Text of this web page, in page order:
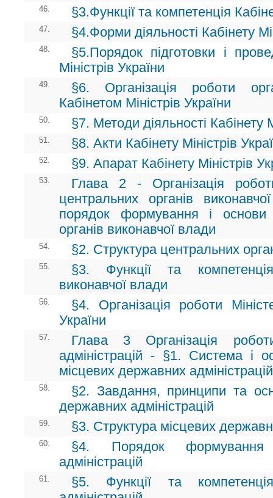
46. §3.Функції та компетенція
47. §4.Форми діяльності Кабінету
48.
§5.Порядок підготовки і
Міністрів України
49.
§6. Організація роботи
Кабінетом Міністрів України
50. §7. Методи діяльності Кабінету
51. §8. Акти Кабінету Міністрів
52. §9. Апарат Кабінету Міністрів
53.
Глава 2 - Організація
центральних органів
порядок формування і основи
органів виконавчої влади
54. §2. Структура центральних
55.
§3. Функції та
виконавчої влади
56.
§4. Організація роботи
України
57.
Глава 3 Організація
адміністрацій - §1. Система і
місцевих державних адміністрацій
58.
§2. Завдання, принципи та
державних адміністрацій
59. §3. Структура місцевих
60.
§4. Порядок формування
адміністрацій
61.
§5. Функції та